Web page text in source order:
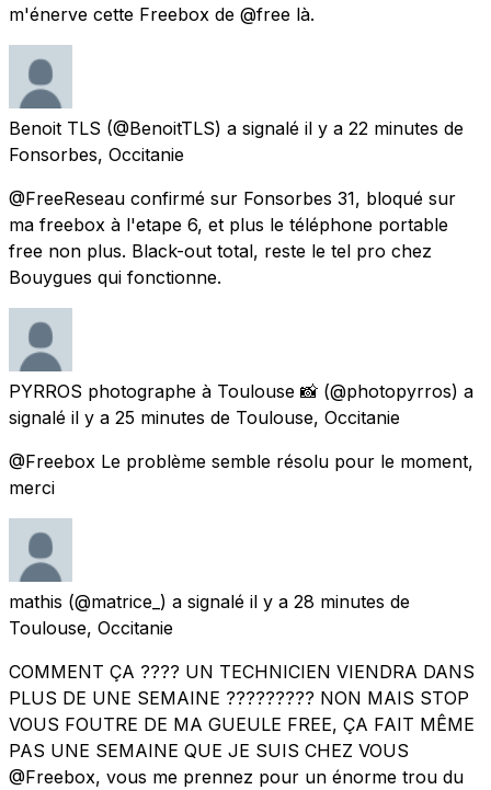
m'énerve cette Freebox de @free là.
Benoit TLS (@BenoitTLS) a signalé il y a 22 minutes de
Fonsorbes, Occitanie
@FreeReseau confirmé sur Fonsorbes 31, bloqué sur
ma freebox à l'etape 6, et plus le téléphone portable
free non plus. Black-out total, reste le tel pro chez
Bouygues qui fonctionne.
PYRROS photographe à Toulouse 📸 (@photopyrros) a
signalé il y a 25 minutes de Toulouse, Occitanie
@Freebox Le problème semble résolu pour le moment,
merci
mathis (@matrice_) a signalé il y a 28 minutes de
Toulouse, Occitanie
COMMENT ÇA ???? UN TECHNICIEN VIENDRA DANS
PLUS DE UNE SEMAINE ????????? NON MAIS STOP
VOUS FOUTRE DE MA GUEULE FREE, ÇA FAIT MÊME
PAS UNE SEMAINE QUE JE SUIS CHEZ VOUS
@Freebox, vous me prennez pour un énorme trou du